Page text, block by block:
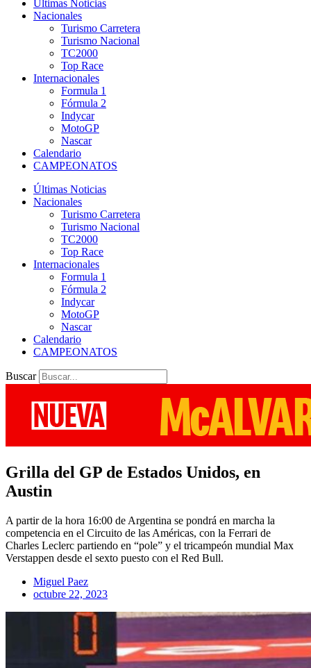
Últimas Noticias
Nacionales
Turismo Carretera
Turismo Nacional
TC2000
Top Race
Internacionales
Formula 1
Fórmula 2
Indycar
MotoGP
Nascar
Calendario
CAMPEONATOS
Últimas Noticias
Nacionales
Turismo Carretera
Turismo Nacional
TC2000
Top Race
Internacionales
Formula 1
Fórmula 2
Indycar
MotoGP
Nascar
Calendario
CAMPEONATOS
Buscar
Grilla del GP de Estados Unidos, en
Austin
A partir de la hora 16:00 de Argentina se pondrá en marcha la
competencia en el Circuito de las Américas, con la Ferrari de
Charles Leclerc partiendo en “pole” y el tricampeón mundial Max
Verstappen desde el sexto puesto con el Red Bull.
Miguel Paez
octubre 22, 2023